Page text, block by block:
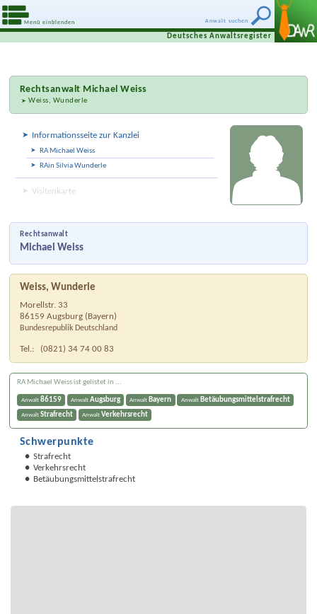
Anwalt suchen
Menü einblenden
Deutsches Anwaltsregister
Rechtsanwalt Michael Weiss
Weiss, Wunderle
Informationsseite zur Kanzlei
RA Michael Weiss
RAin Silvia Wunderle
Visitenkarte
Rechtsanwalt
Michael Weiss
Weiss, Wunderle
Morellstr. 33
86159 Augsburg ( Bayern)
Bundesrepublik Deutschland
Tel.: (0821) 34 74 00 83
RA Michael Weiss ist gelistet in ...
Anwalt 86159 Anwalt Augsburg Anwalt Bayern Anwalt Betäubungsmittelstrafrecht
Anwalt Strafrecht Anwalt Verkehrsrecht
Schwerpunkte
Strafrecht
Verkehrsrecht
Betäubungsmittelstrafrecht